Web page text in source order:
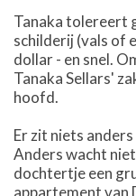
Tanaka tolereert
schilderij (vals of
dollar - en snel.
Tanaka Sellars'
hoofd.
Er zit niets
Anders wacht
dochtertje een
appartement van